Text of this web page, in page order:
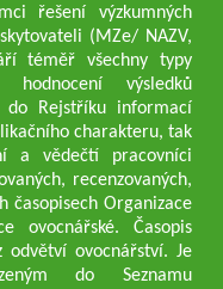
řešení výzkumných
(MZe/ NAZV,
téměř všechny typy
hodnocení výsledků
do Rejstříku informací
charakteru, tak
a vědečtí pracovníci
recenzovaných,
časopisech Organizace
Časopis
odvětví ovocnářství. Je
do Seznamu